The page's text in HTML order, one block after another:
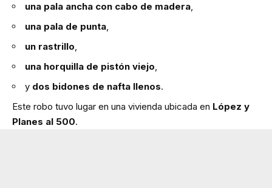
una pala ancha con cabo de madera,
una pala de punta,
un rastrillo,
una horquilla de pistón viejo,
y dos bidones de nafta llenos.
Este robo tuvo lugar en una vivienda ubicada en López y
Planes al 500.